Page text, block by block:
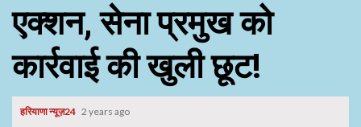
एक्शन, सेना प्रमुख को
कार्रवाई की खुली छूट!
हरियाणा न्यूज़24 2 years ago